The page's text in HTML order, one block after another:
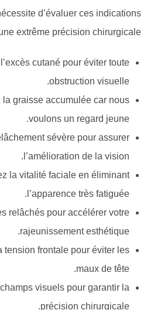
d’évaluer ces indications
extrême précision chirurgicale.
cutané pour éviter toute
obstruction visuelle.
la graisse accumulée car nous
voulons un regard jeune.
sévère pour assurer
l’amélioration de la vision.
la vitalité faciale en éliminant
l’apparence très fatiguée.
relâchés pour accélérer votre
rajeunissement esthétique.
tension frontale pour éviter les
maux de tête.
visuels pour garantir la
précision chirurgicale.